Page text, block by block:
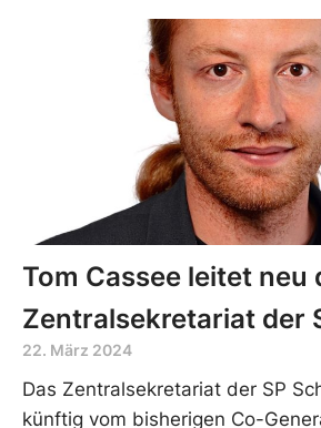
Tom Cassee leitet neu
Zentralsekretariat der
22. März 2024
Das Zentralsekretariat der SP
künftig vom bisherigen Co-